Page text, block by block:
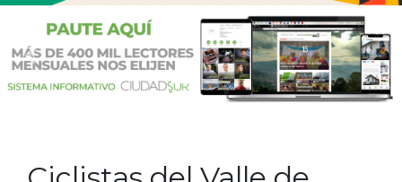
Previous